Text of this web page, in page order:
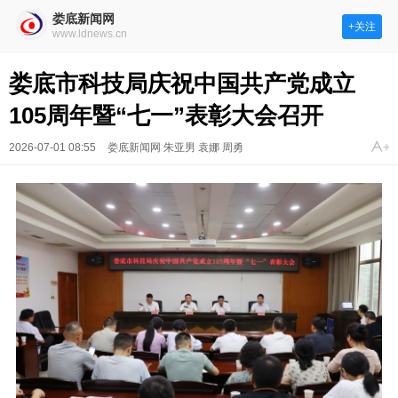
娄底新闻网
www.ldnews.cn
+关注
娄底市科技局庆祝中国共产党成立
105周年暨“七一”表彰大会召开
2026-07-01 08:55 娄底新闻网 朱亚男 袁娜 周勇